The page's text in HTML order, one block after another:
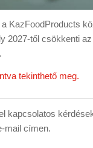
KazFoodProducts
2027-től csökkenti
tekinthető meg.
kapcsolatos
mail címen.